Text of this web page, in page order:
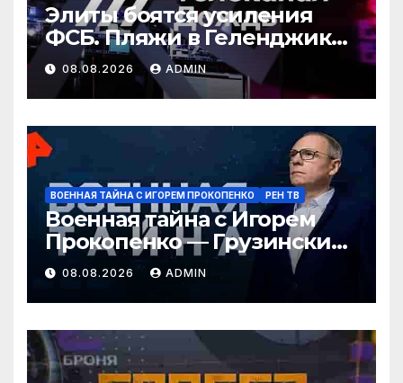
Элиты боятся усиления
ФСБ. Пляжи в Геленджике
закрыли. Медведев
угрожает Армении
08.08.2026 ADMIN
ВОЕННАЯ ТАЙНА С ИГОРЕМ ПРОКОПЕНКО РЕН ТВ
Военная тайна с Игорем
Прокопенко — Грузинские
провокаторы (08.08.2026)
08.08.2026 ADMIN